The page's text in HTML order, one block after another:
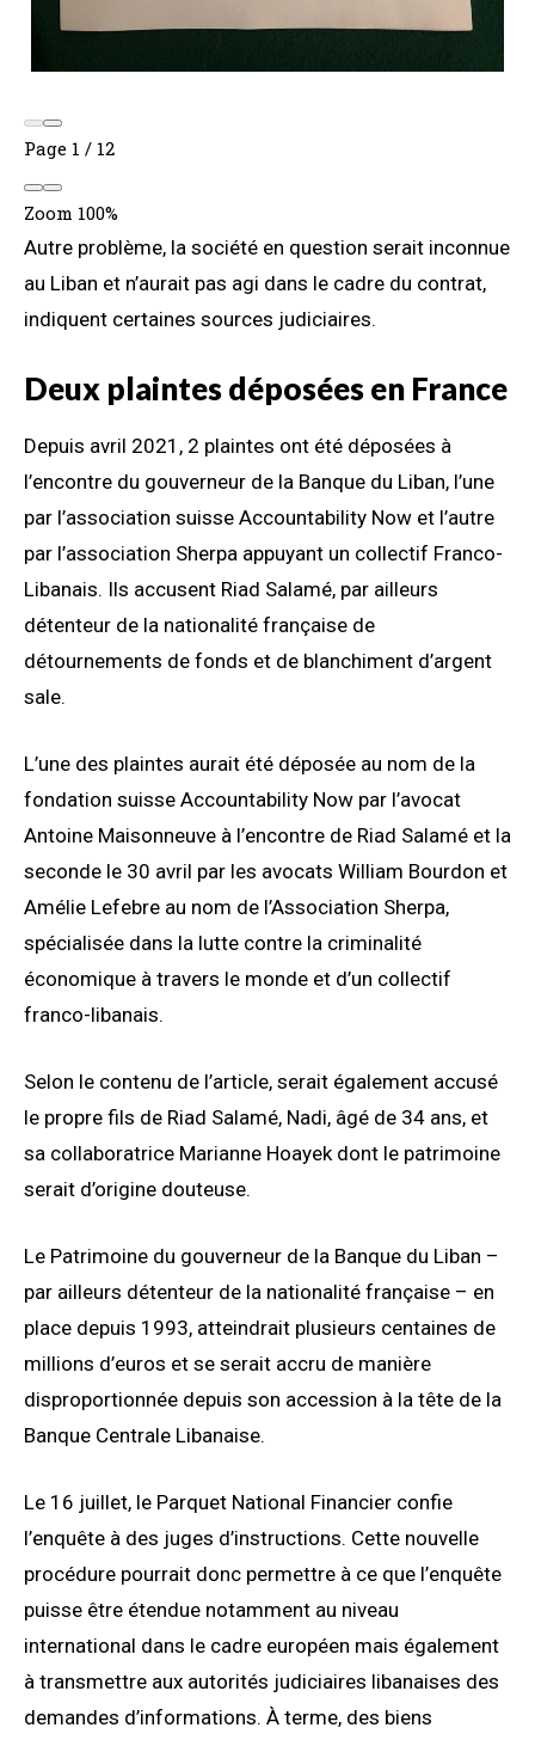
Page 1 / 12
Zoom 100%
Autre problème, la société en question serait inconnue
au Liban et n’aurait pas agi dans le cadre du contrat,
indiquent certaines sources judiciaires.
Deux plaintes déposées en France
Depuis avril 2021, 2 plaintes ont été déposées à
l’encontre du gouverneur de la Banque du Liban, l’une
par l’association suisse Accountability Now et l’autre
par l’association Sherpa appuyant un collectif Franco-
Libanais. Ils accusent Riad Salamé, par ailleurs
détenteur de la nationalité française de
détournements de fonds et de blanchiment d’argent
sale.
L’une des plaintes aurait été déposée au nom de la
fondation suisse Accountability Now par l’avocat
Antoine Maisonneuve à l’encontre de Riad Salamé et la
seconde le 30 avril par les avocats William Bourdon et
Amélie Lefebre au nom de l’Association Sherpa,
spécialisée dans la lutte contre la criminalité
économique à travers le monde et d’un collectif
franco-libanais.
Selon le contenu de l’article, serait également accusé
le propre fils de Riad Salamé, Nadi, âgé de 34 ans, et
sa collaboratrice Marianne Hoayek dont le patrimoine
serait d’origine douteuse.
Le Patrimoine du gouverneur de la Banque du Liban –
par ailleurs détenteur de la nationalité française – en
place depuis 1993, atteindrait plusieurs centaines de
millions d’euros et se serait accru de manière
disproportionnée depuis son accession à la tête de la
Banque Centrale Libanaise.
Le 16 juillet, le Parquet National Financier confie
l’enquête à des juges d’instructions. Cette nouvelle
procédure pourrait donc permettre à ce que l’enquête
puisse être étendue notamment au niveau
international dans le cadre européen mais également
à transmettre aux autorités judiciaires libanaises des
demandes d’informations. À terme, des biens